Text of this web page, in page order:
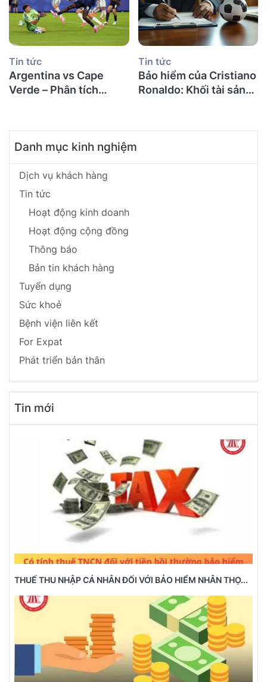
Tin tức
Argentina vs Cape
Verde – Phân tích
32 đội World Cup 2026
Copy
Tin tức
Bảo hiểm của Cristiano
Ronaldo: Khối tài sản
Danh mục kinh nghiệm
Dịch vụ khách hàng
Tin tức
Hoạt động kinh doanh
Hoạt động cộng đồng
Thông báo
Bản tin khách hàng
Tuyển dụng
Sức khoẻ
Bệnh viện liên kết
For Expat
Phát triển bản thân
Tin mới
THUẾ THU NHẬP CÁ NHÂN ĐỐI VỚI BẢO HIỂM NHÂN THỌ...